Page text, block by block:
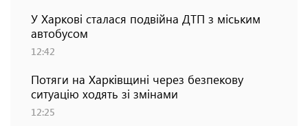
У Харкові сталася подвійна ДТП з міським
автобусом
12:42
Потяги на Харківщині через безпекову
ситуацію ходять зі змінами
12:25